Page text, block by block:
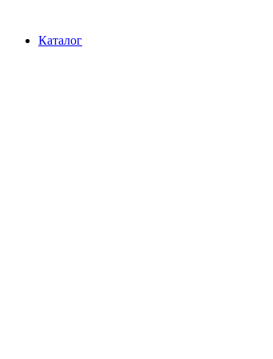
содержимому
Каталог